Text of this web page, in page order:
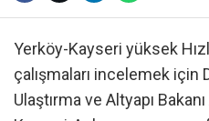
Yerköy-Kayseri yüksek
çalışmaları incelemek için
Ulaştırma ve Altyapı